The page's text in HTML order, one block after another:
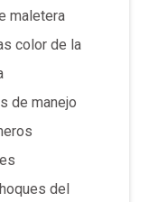
del
carrocería
Shifter
TFT LCD